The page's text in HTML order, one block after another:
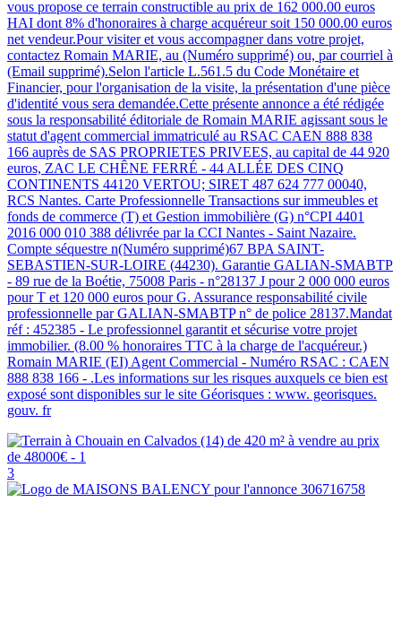
vous propose ce terrain constructible au prix de 162 000.00 euros
HAI dont 8% d'honoraires à charge acquéreur soit 150 000.00 euros
net vendeur.Pour visiter et vous accompagner dans votre projet,
contactez Romain MARIE, au (Numéro supprimé) ou, par courriel à
(Email supprimé).Selon l'article L.561.5 du Code Monétaire et
Financier, pour l'organisation de la visite, la présentation d'une pièce
d'identité vous sera demandée.Cette présente annonce a été rédigée
sous la responsabilité éditoriale de Romain MARIE agissant sous le
statut d'agent commercial immatriculé au RSAC CAEN 888 838
166 auprès de SAS PROPRIETES PRIVEES, au capital de 44 920
euros, ZAC LE CHÊNE FERRÉ - 44 ALLÉE DES CINQ
CONTINENTS 44120 VERTOU; SIRET 487 624 777 00040,
RCS Nantes. Carte Professionnelle Transactions sur immeubles et
fonds de commerce (T) et Gestion immobilière (G) n°CPI 4401
2016 000 010 388 délivrée par la CCI Nantes - Saint Nazaire.
Compte séquestre n(Numéro supprimé)67 BPA SAINT-
SEBASTIEN-SUR-LOIRE (44230). Garantie GALIAN-SMABTP
- 89 rue de la Boétie, 75008 Paris - n°28137 J pour 2 000 000 euros
pour T et 120 000 euros pour G. Assurance responsabilité civile
professionnelle par GALIAN-SMABTP n° de police 28137.Mandat
réf : 452385 - Le professionnel garantit et sécurise votre projet
immobilier. (8.00 % honoraires TTC à la charge de l'acquéreur.)
Romain MARIE (EI) Agent Commercial - Numéro RSAC : CAEN
888 838 166 - .Les informations sur les risques auxquels ce bien est
exposé sont disponibles sur le site Géorisques : www. georisques.
gouv. fr
3